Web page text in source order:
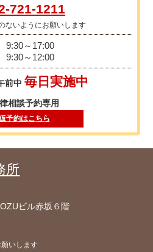
721-1211
ないようにお願いします
9:30～17:00
9:30～12:00
前中 毎日実施中
相談予約専用
予約はこちら
所
ビル赤坂６階
いします